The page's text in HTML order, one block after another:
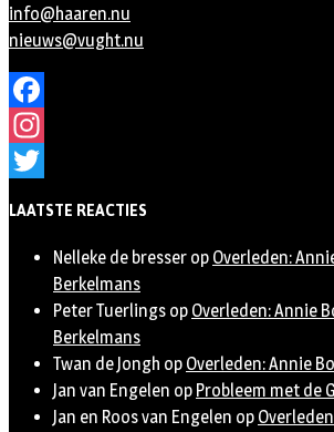
info@haaren.nu
nieuws@vught.nu
Facebook
Instagram
LAATSTE REACTIES
Nelleke de bresser op Overleden:
Berkelmans
Peter Tuerlings op Overleden: Annie
Berkelmans
Twan de Jongh op Overleden: Annie
Jan van Engelen op Probleem met de
Jan en Roos van Engelen op